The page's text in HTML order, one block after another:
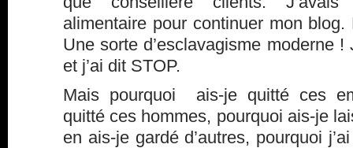
alimentaire pour continuer mon
Une sorte d’esclavagisme moderne !
et j’ai dit STOP.
Mais pourquoi ais-je quitté ces
quitté ces hommes, pourquoi ais-je
en ais-je gardé d’autres, pourquoi